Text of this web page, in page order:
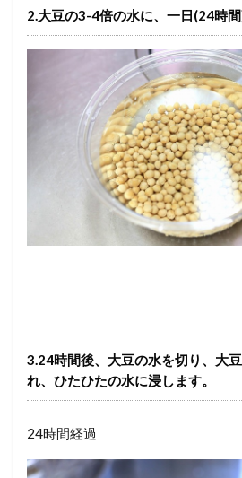
2.大豆の3-4倍の水に、一日(24時間
3.24時間後、大豆の水を切り、大
れ、ひたひたの水に浸します。
24時間経過